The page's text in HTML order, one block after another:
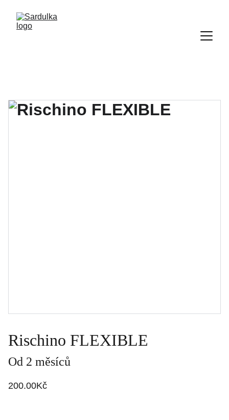
Rischino FLEXIBLE
Od 2 měsíců
200.00Kč